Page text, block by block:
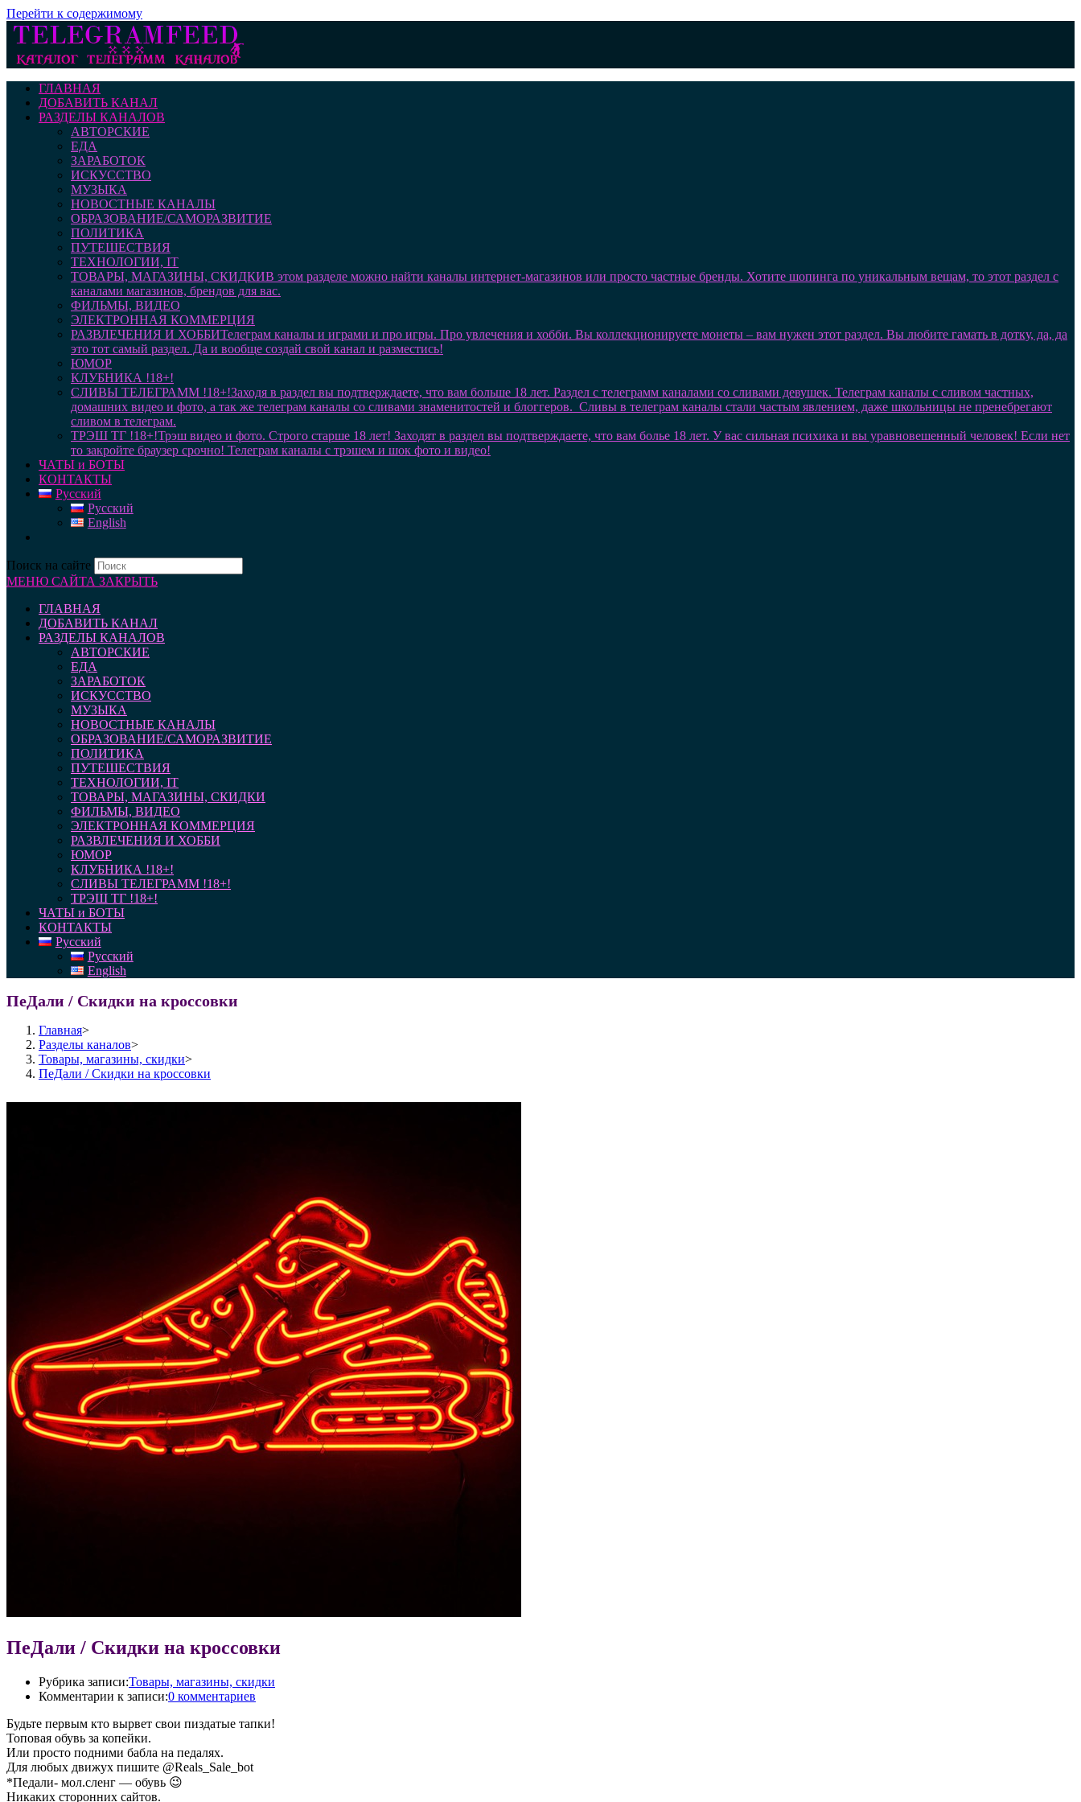
Перейти к содержимому
ГЛАВНАЯ
ДОБАВИТЬ КАНАЛ
РАЗДЕЛЫ КАНАЛОВ
АВТОРСКИЕ
ЕДА
ЗАРАБОТОК
ИСКУССТВО
МУЗЫКА
НОВОСТНЫЕ КАНАЛЫ
ОБРАЗОВАНИЕ/САМОРАЗВИТИЕ
ПОЛИТИКА
ПУТЕШЕСТВИЯ
ТЕХНОЛОГИИ, IT
ТОВАРЫ, МАГАЗИНЫ, СКИДКИВ этом разделе можно найти каналы интернет-магазинов или просто частные бренды. Хотите шопинга по уникальным вещам, то этот раздел с
каналами магазинов, брендов для вас.
ФИЛЬМЫ, ВИДЕО
ЭЛЕКТРОННАЯ КОММЕРЦИЯ
РАЗВЛЕЧЕНИЯ И ХОББИТелеграм каналы и играми и про игры. Про увлечения и хобби. Вы коллекционируете монеты – вам нужен этот раздел. Вы любите гамать в дотку, да, да
это тот самый раздел. Да и вообще создай свой канал и разместись!
ЮМОР
КЛУБНИКА !18+!
СЛИВЫ ТЕЛЕГРАММ !18+!Заходя в раздел вы подтверждаете, что вам больше 18 лет. Раздел с телеграмм каналами со сливами девушек. Телеграм каналы с сливом частных,
домашних видео и фото, а так же телеграм каналы со сливами знаменитостей и блоггеров. Сливы в телеграм каналы стали частым явлением, даже школьницы не пренебрегают
сливом в телеграм.
ТРЭШ ТГ !18+!Трэш видео и фото. Строго старше 18 лет! Заходят в раздел вы подтверждаете, что вам болье 18 лет. У вас сильная психика и вы уравновешенный человек! Если нет
то закройте браузер срочно! Телеграм каналы с трэшем и шок фото и видео!
ЧАТЫ и БОТЫ
КОНТАКТЫ
Русский
Русский
English
Поиск на сайте
МЕНЮ САЙТА ЗАКРЫТЬ
ГЛАВНАЯ
ДОБАВИТЬ КАНАЛ
РАЗДЕЛЫ КАНАЛОВ
АВТОРСКИЕ
ЕДА
ЗАРАБОТОК
ИСКУССТВО
МУЗЫКА
НОВОСТНЫЕ КАНАЛЫ
ОБРАЗОВАНИЕ/САМОРАЗВИТИЕ
ПОЛИТИКА
ПУТЕШЕСТВИЯ
ТЕХНОЛОГИИ, IT
ТОВАРЫ, МАГАЗИНЫ, СКИДКИ
ФИЛЬМЫ, ВИДЕО
ЭЛЕКТРОННАЯ КОММЕРЦИЯ
РАЗВЛЕЧЕНИЯ И ХОББИ
ЮМОР
КЛУБНИКА !18+!
СЛИВЫ ТЕЛЕГРАММ !18+!
ТРЭШ ТГ !18+!
ЧАТЫ и БОТЫ
КОНТАКТЫ
Русский
Русский
English
ПеДали / Скидки на кроссовки
Главная>
Разделы каналов>
Товары, магазины, скидки>
ПеДали / Скидки на кроссовки
ПеДали / Скидки на кроссовки
Рубрика записи:Товары, магазины, скидки
Комментарии к записи:0 комментариев
Будьте первым кто вырвет свои пиздатые тапки!
Топовая обувь за копейки.
Или просто подними бабла на педалях.
Для любых движух пишите @Reals_Sale_bot
*Педали- мол.сленг — обувь 😉
Никаких сторонних сайтов.